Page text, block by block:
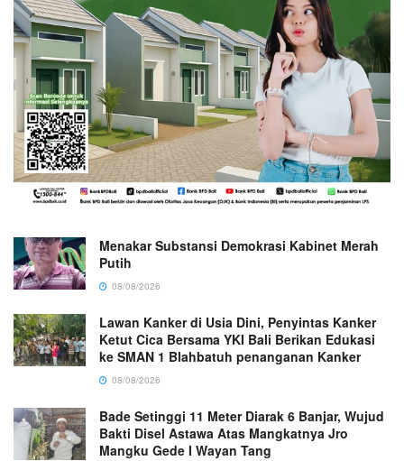
Menakar Substansi Demokrasi Kabinet Merah
Putih
08/08/2026
Lawan Kanker di Usia Dini, Penyintas Kanker
Ketut Cica Bersama YKI Bali Berikan Edukasi
ke SMAN 1 Blahbatuh penanganan Kanker
08/08/2026
Bade Setinggi 11 Meter Diarak 6 Banjar, Wujud
Bakti Disel Astawa Atas Mangkatnya Jro
Mangku Gede I Wayan Tang